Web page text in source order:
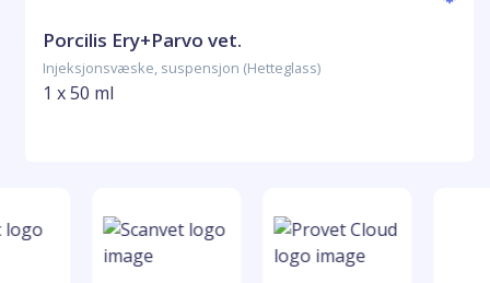
Porcilis Ery+Parvo vet.
Injeksjonsvæske, suspensjon (Hetteglass)
1 x 50 ml